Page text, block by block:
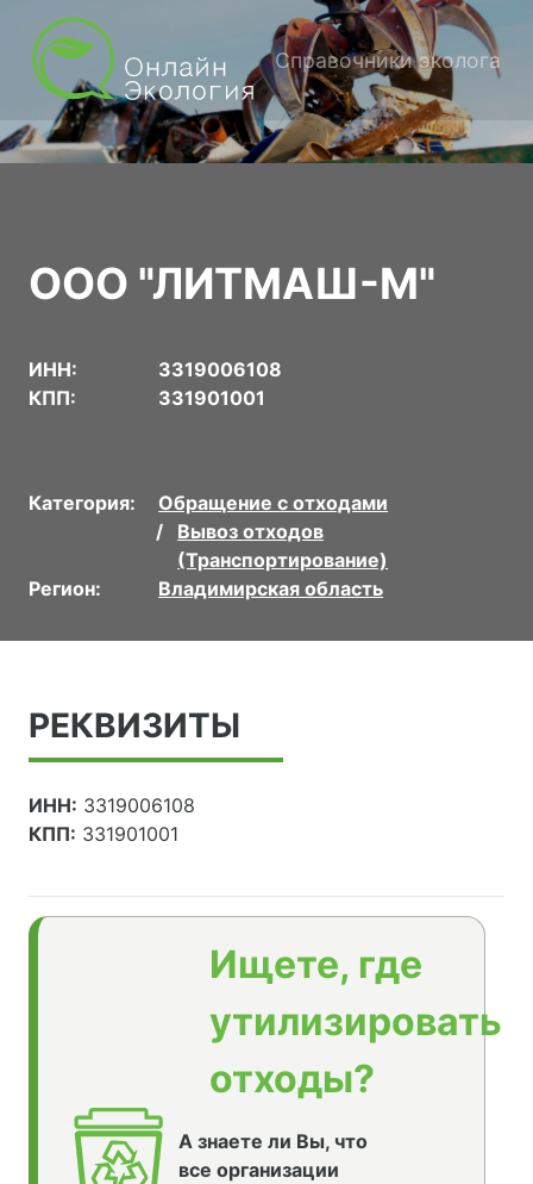
Справочники эколога
ООО "ЛИТМАШ-М"
ИНН:
3319006108
КПП:
331901001
Категория:
Обращение с отходами
Вывоз отходов
(Транспортирование)
Регион:
Владимирская область
РЕКВИЗИТЫ
ИНН: 3319006108
КПП: 331901001
Ищете, где
утилизировать
отходы?
А знаете ли Вы, что
все организации